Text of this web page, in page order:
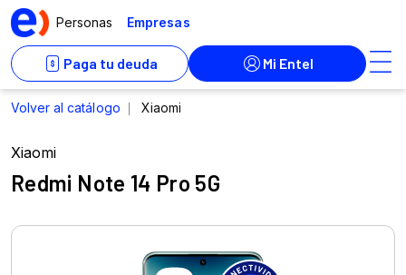
Xiaomi
Redmi Note 14 Pro 5G